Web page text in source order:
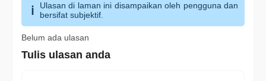
Ulasan di laman ini disampaikan oleh pengguna dan
bersifat subjektif.
Belum ada ulasan
Tulis ulasan anda